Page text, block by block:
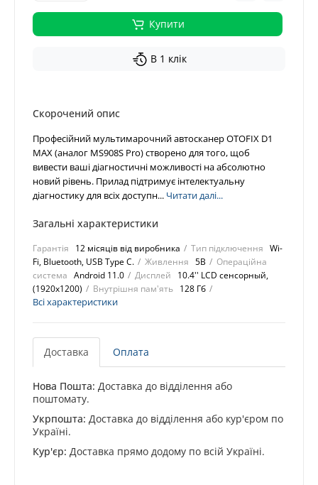
Купити
В 1 клік
Скорочений опис
Професійний мультимарочний автосканер OTOFIX D1
MAX (аналог MS908S Pro) створено для того, щоб
вивести ваші діагностичні можливості на абсолютно
новий рівень. Прилад підтримує інтелектуальну
діагностику для всіх доступн... Читати далі...
Загальні характеристики
Гарантія 12 місяців від виробника Тип підключення Wi-
Fi, Bluetooth, USB Type C.
Живлення 5В
Операційна
система Android 11.0 Дисплей
10.4'' LCD сенсорный,
(1920x1200)
Внутрішня пам'ять 128 Гб
Всі характеристики
Доставка Оплата
Нова Пошта: Доставка до відділення або
поштомату.
Укрпошта: Доставка до відділення або кур'єром по
Україні.
Кур'єр: Доставка прямо додому по всій Україні.